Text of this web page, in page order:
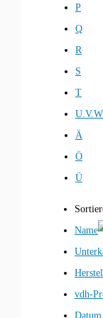
P
Q
R
S
T
Ä
Ö
Ü
Name
vdh-
Datum